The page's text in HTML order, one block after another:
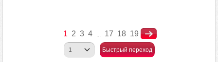
1 2 3 4 ... 17 18 19
Быстрый переход